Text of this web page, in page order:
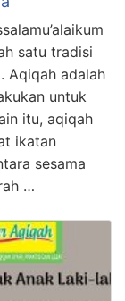
satu tradisi
Aqiqah adalah
untuk
itu, aqiqah
ikatan
sesama
…